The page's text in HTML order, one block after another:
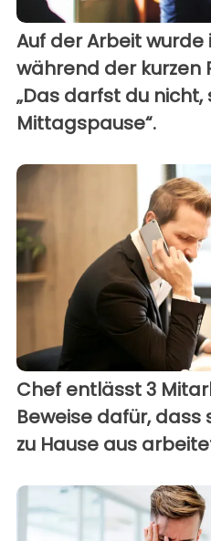
Auf der Arbeit
während der kurzen
„Das darfst du
Mittagspause“.
Chef entlässt 3
Beweise dafür,
zu Hause aus